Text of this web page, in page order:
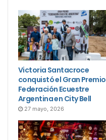
Victoria Santacroce
conquistó el Gran Premio
Federación Ecuestre
Argentina en City Bell
27 mayo, 2026